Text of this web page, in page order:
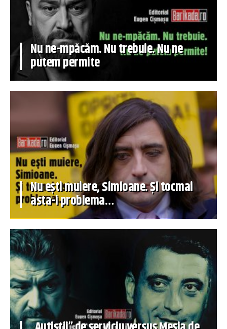
Nu ne-mpăcăm. Nu trebuie. Nu ne
putem permite
Nu ești muiere, Simioane. Și tocmai
asta-i problema…